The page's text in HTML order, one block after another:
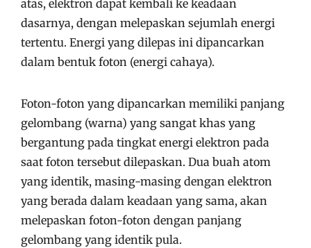
atas, elektron dapat kembali ke keadaan
dasarnya, dengan melepaskan sejumlah energi
tertentu. Energi yang dilepas ini dipancarkan
dalam bentuk foton (energi cahaya).
Foton-foton yang dipancarkan memiliki panjang
gelombang (warna) yang sangat khas yang
bergantung pada tingkat energi elektron pada
saat foton tersebut dilepaskan. Dua buah atom
yang identik, masing-masing dengan elektron
yang berada dalam keadaan yang sama, akan
melepaskan foton-foton dengan panjang
gelombang yang identik pula.